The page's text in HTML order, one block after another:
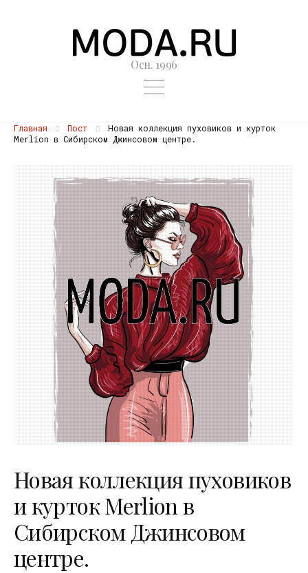
Осн. 1996
Главная Пост
Новая коллекция пуховиков и курток
Merlion в Сибирском Джинсовом центре.
Новая коллекция пуховиков
и курток Merlion в
Сибирском Джинсовом
центре.